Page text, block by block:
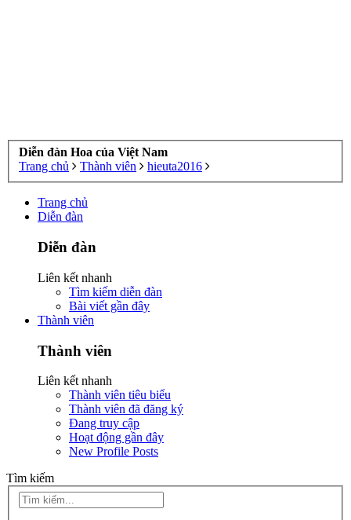
Diễn đàn Hoa của Việt Nam
Trang chủ
Thành viên hieuta2016
Trang chủ
Diễn đàn
Diễn đàn
Liên kết nhanh
Tìm kiếm diễn đàn
Bài viết gần đây
Thành viên
Thành viên
Liên kết nhanh
Thành viên tiêu biểu
Thành viên đã đăng ký
Đang truy cập
Hoạt động gần đây
New Profile Posts
Tìm kiếm